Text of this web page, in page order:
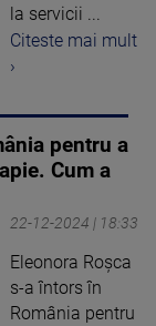
la servicii ...
Citeste mai mult
›
pentru a
Cum a
22-12-2024 | 18:33
Eleonora Roșca
s-a întors în
România pentru